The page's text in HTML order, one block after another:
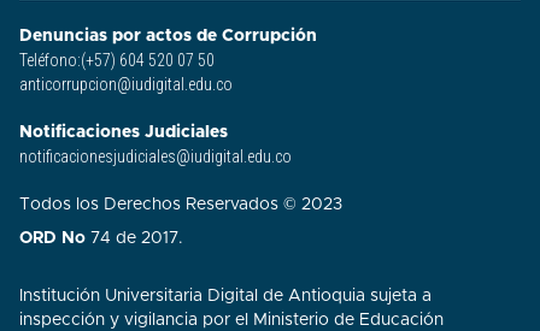
Denuncias por actos de Corrupción
Teléfono:(+57) 604 520 07 50
anticorrupcion@iudigital.edu.co
Notificaciones Judiciales
notificacionesjudiciales@iudigital.edu.co
Todos los Derechos Reservados © 2023
ORD No 74 de 2017.
Institución Universitaria Digital de Antioquia sujeta a
inspección y vigilancia por el Ministerio de Educación